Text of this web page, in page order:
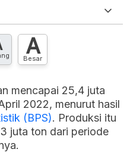
sekarang
A
Besar
mencapai 25,4 juta
2022, menurut hasil
(BPS). Produksi itu
juta ton dari periode